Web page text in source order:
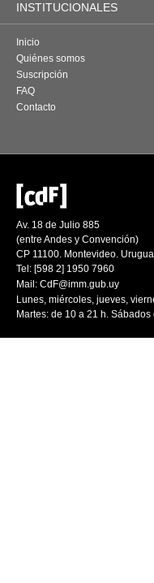
INSTITUCIONALES
Inicio
Quiénes somos
Suscripción
FAQ
Contacto
Av. 18 de Julio 885
(entre Andes y Convención)
CP 11100. Montevideo.
Tel: [598 2] 1950 7960
Mail: CdF@imm.gub.uy
Lunes, miércoles, jueves,
Martes: de 10 a 21 h.